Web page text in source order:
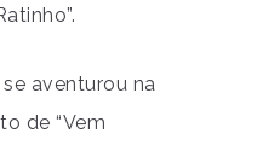
aventurou na
de “Vem